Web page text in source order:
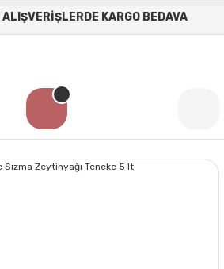
KARGO BEDAVA